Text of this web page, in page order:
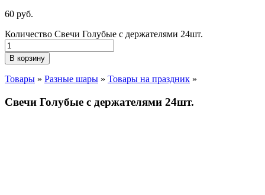
60 руб.
Количество Свечи Голубые с держателями 24шт.
В корзину
Товары » Разные шары » Товары на праздник »
Свечи Голубые с держателями 24шт.